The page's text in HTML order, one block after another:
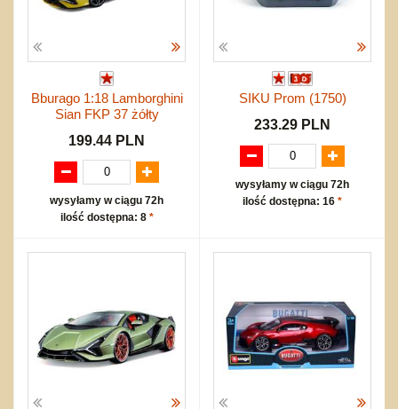
Bburago 1:18 Lamborghini
Sian FKP 37 żółty
199.44 PLN
wysyłamy w ciągu 72h
ilość dostępna: 8 *
SIKU Prom (1750)
233.29 PLN
wysyłamy w ciągu 72h
ilość dostępna: 16 *